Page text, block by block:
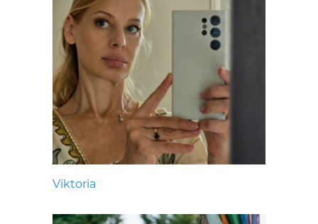
Viktoria